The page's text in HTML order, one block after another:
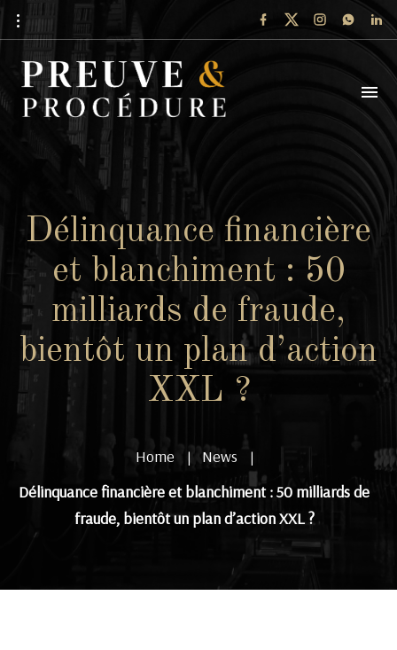
Délinquance financière
et blanchiment : 50
milliards de fraude,
bientôt un plan d’action
XXL ?
Home | News |
Délinquance financière et blanchiment : 50 milliards de
fraude, bientôt un plan d’action XXL ?